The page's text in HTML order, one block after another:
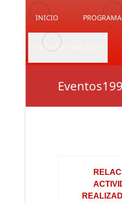
INICIO
EVENTOS1998-2025